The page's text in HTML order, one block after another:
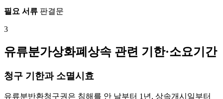
필요 서류 판결문
3
유류분가상화폐상속 관련 기한·소요기간
청구 기한과 소멸시효
유류분반환청구권은 침해를 안 날부터 1년, 상속개시일부터